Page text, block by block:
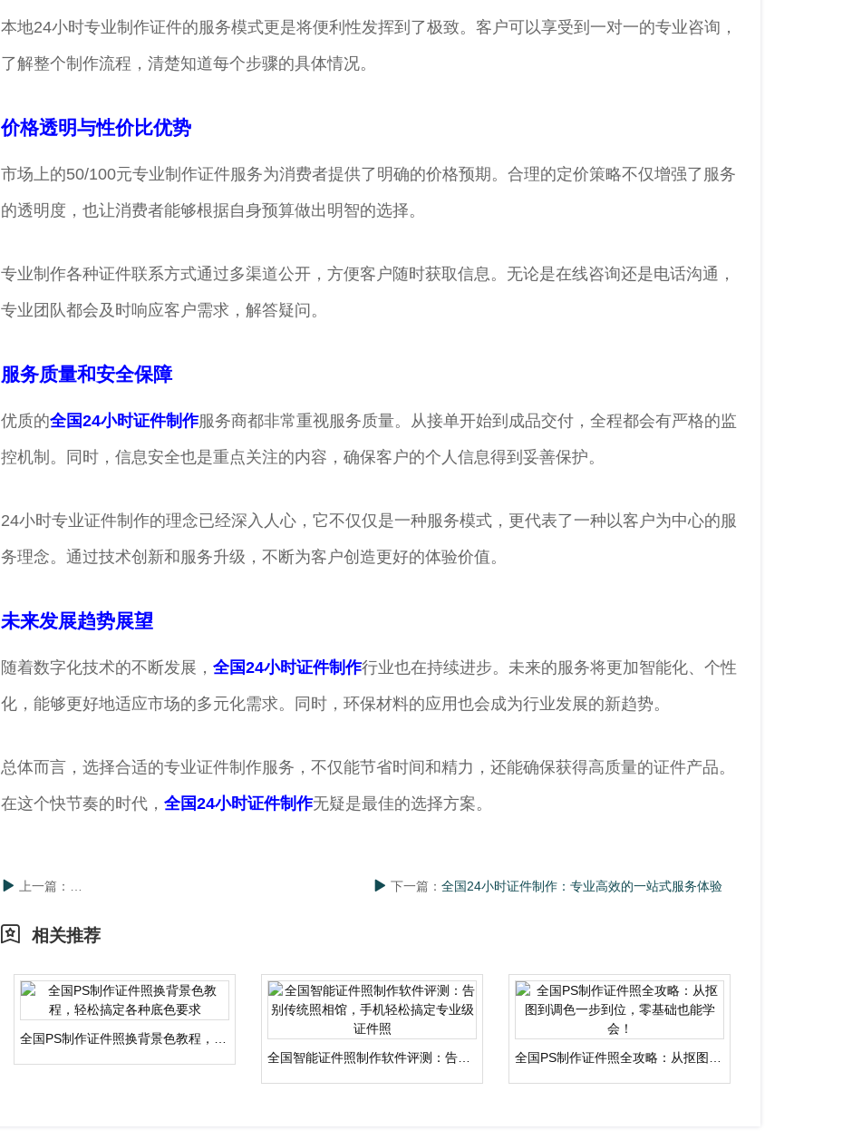
本地24小时专业制作证件的服务模式更是将便利性发挥到了极致。客户可以享受到一对一的专业咨询，
了解整个制作流程，清楚知道每个步骤的具体情况。
价格透明与性价比优势
市场上的50/100元专业制作证件服务为消费者提供了明确的价格预期。合理的定价策略不仅增强了服务
的透明度，也让消费者能够根据自身预算做出明智的选择。
专业制作各种证件联系方式通过多渠道公开，方便客户随时获取信息。无论是在线咨询还是电话沟通，
专业团队都会及时响应客户需求，解答疑问。
服务质量和安全保障
优质的全国24小时证件制作服务商都非常重视服务质量。从接单开始到成品交付，全程都会有严格的监
控机制。同时，信息安全也是重点关注的内容，确保客户的个人信息得到妥善保护。
24小时专业证件制作的理念已经深入人心，它不仅仅是一种服务模式，更代表了一种以客户为中心的服
务理念。通过技术创新和服务升级，不断为客户创造更好的体验价值。
未来发展趋势展望
随着数字化技术的不断发展，全国24小时证件制作行业也在持续进步。未来的服务将更加智能化、个性
化，能够更好地适应市场的多元化需求。同时，环保材料的应用也会成为行业发展的新趋势。
总体而言，选择合适的专业证件制作服务，不仅能节省时间和精力，还能确保获得高质量的证件产品。
在这个快节奏的时代，全国24小时证件制作无疑是最佳的选择方案。
上一篇： 全国24小时专业证件制作服务全面解析，让你轻松搞定各类证书需求
下一篇： 全国24小时证件制作：专业高效的一站式服务体验
相关推荐